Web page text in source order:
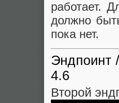
работает.
должно
пока нет.
Эндпоинт
4.6
Второй